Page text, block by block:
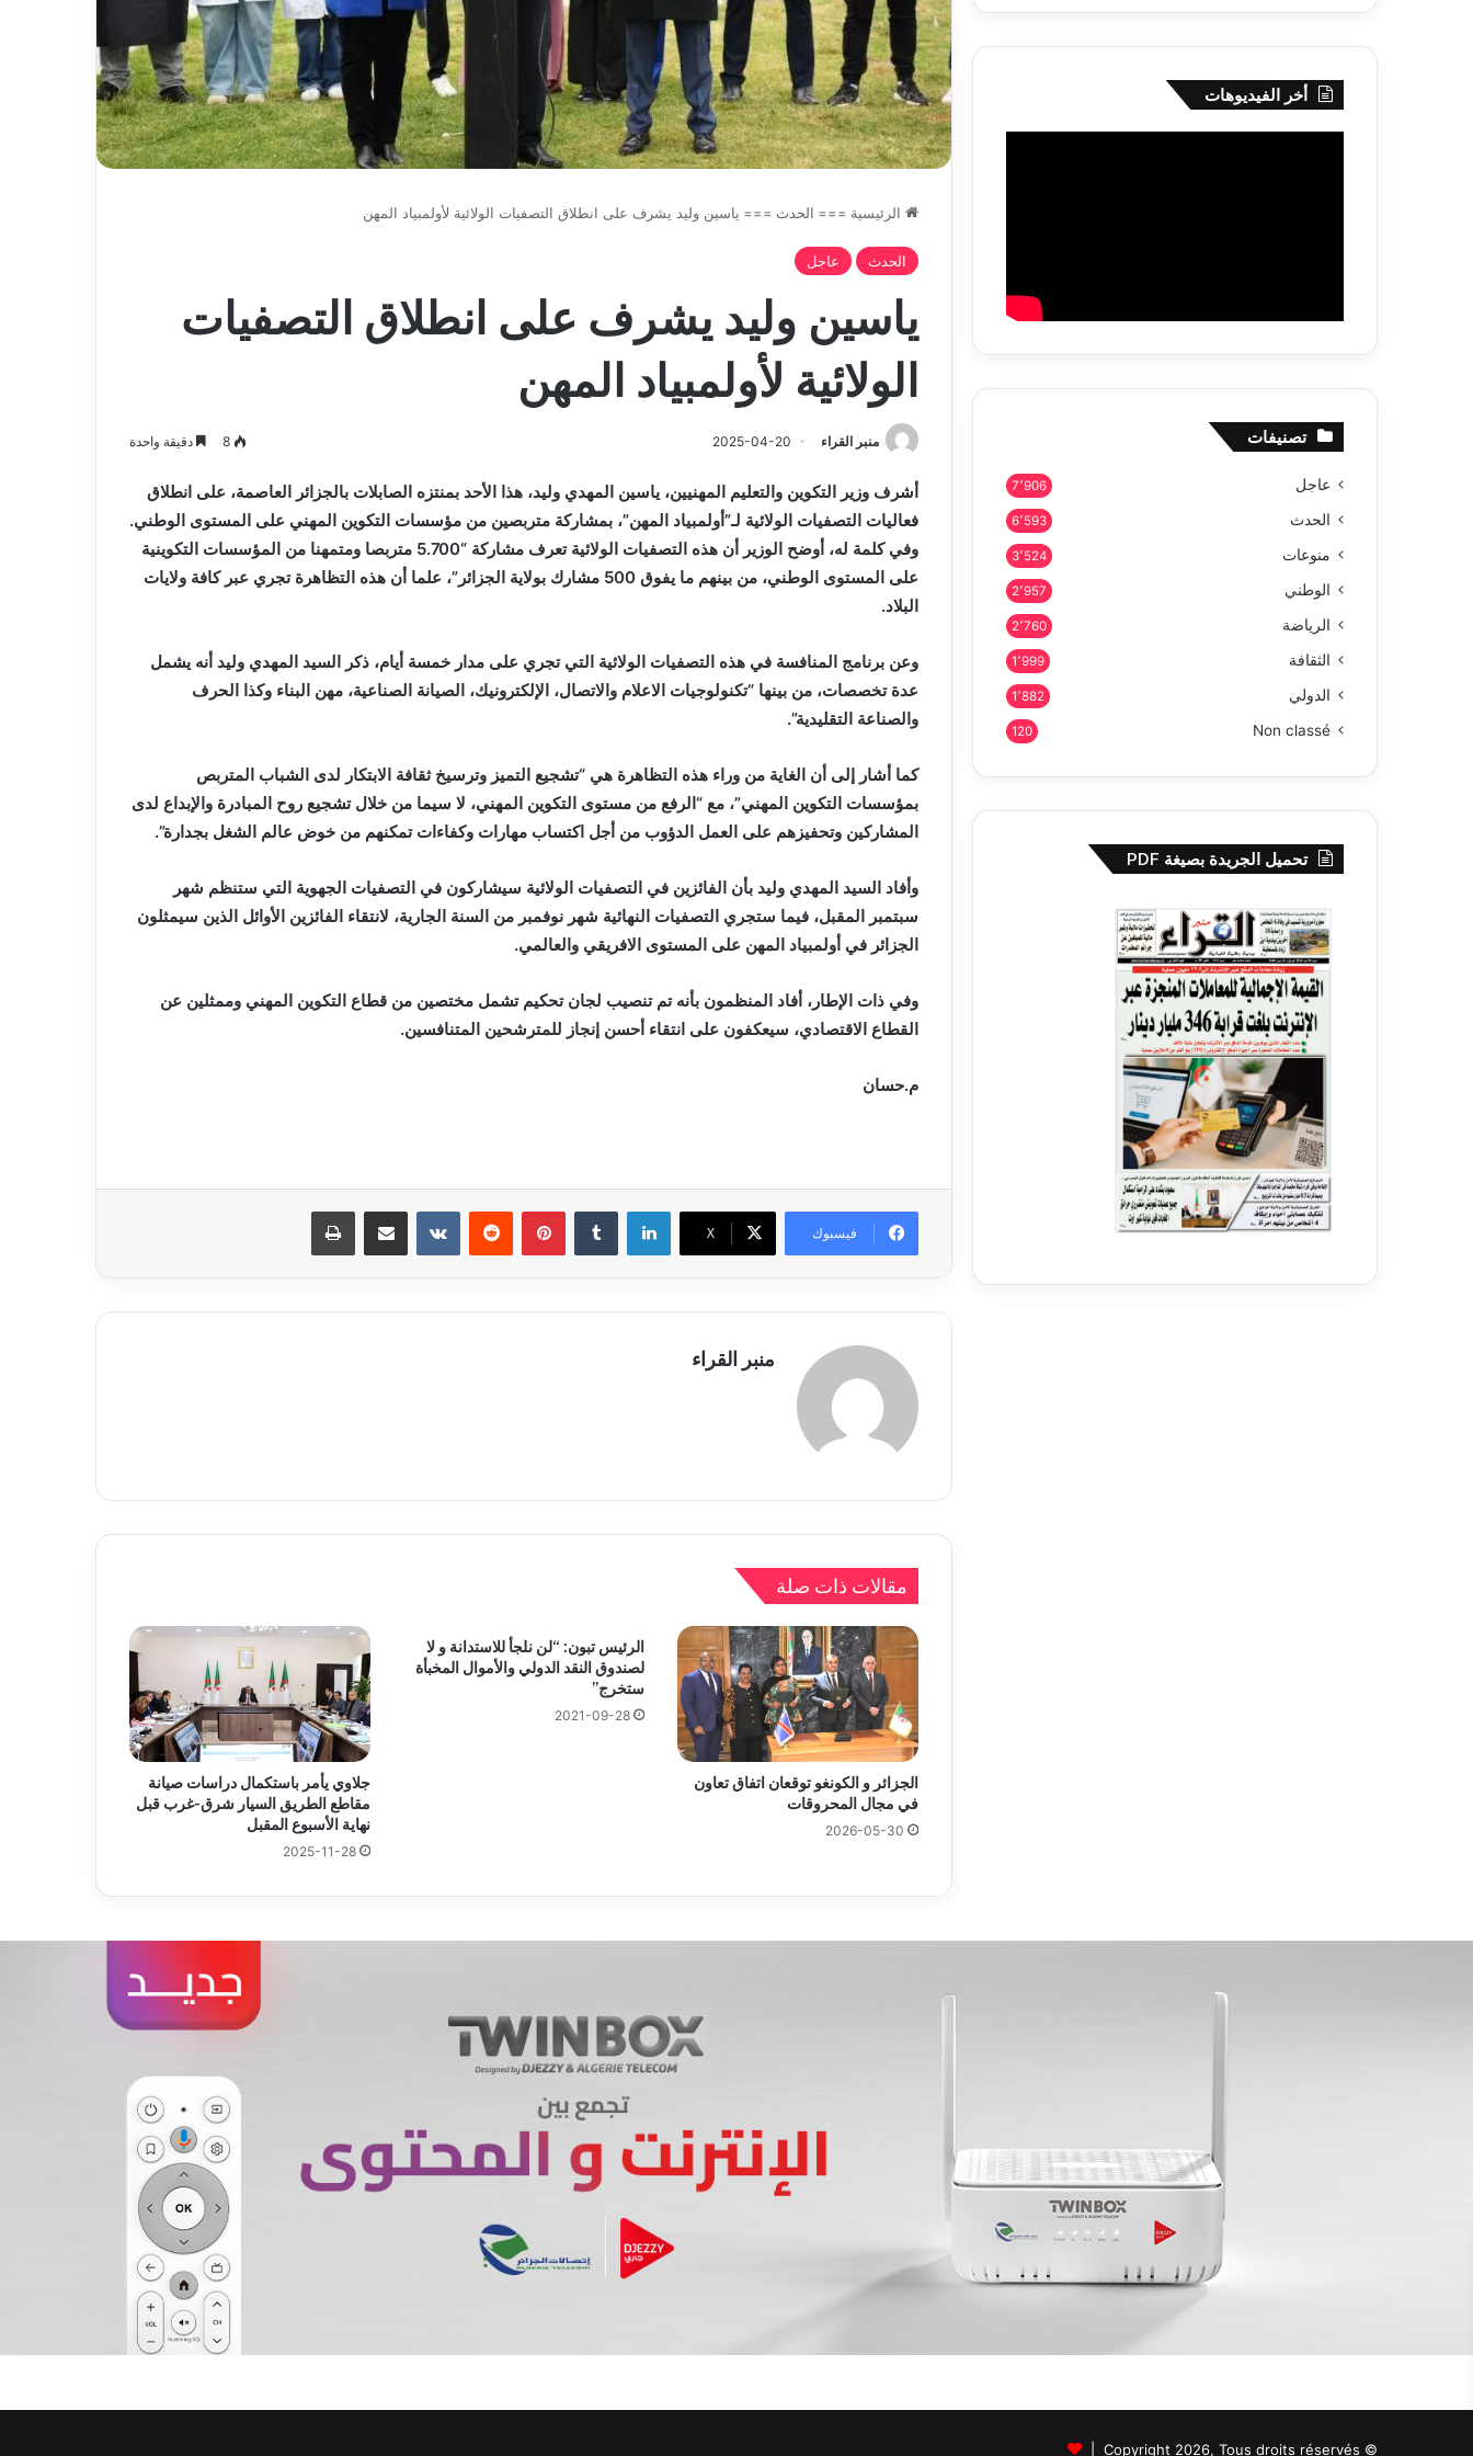
الرئيسية === الحدث === ياسين وليد يشرف على انطلاق التصفيات الولائية لأولمبياد المهن
الحدث عاجل
ياسين وليد يشرف على انطلاق التصفيات
الولائية لأولمبياد المهن
منبر القراء 2025-04-20
8 دقيقة واحدة
أشرف وزير التكوين والتعليم المهنيين، ياسين المهدي وليد، هذا الأحد بمنتزه الصابلات بالجزائر العاصمة، على انطلاق
فعاليات التصفيات الولائية لـ”أولمبياد المهن”، بمشاركة متربصين من مؤسسات التكوين المهني على المستوى الوطني.
وفي كلمة له، أوضح الوزير أن هذه التصفيات الولائية تعرف مشاركة “5.700 متربصا ومتمهنا من المؤسسات التكوينية
على المستوى الوطني، من بينهم ما يفوق 500 مشارك بولاية الجزائر”، علما أن هذه التظاهرة تجري عبر كافة ولايات
البلاد.
وعن برنامج المنافسة في هذه التصفيات الولائية التي تجري على مدار خمسة أيام، ذكر السيد المهدي وليد أنه يشمل
عدة تخصصات، من بينها “تكنولوجيات الاعلام والاتصال، الإلكترونيك، الصيانة الصناعية، مهن البناء وكذا الحرف
والصناعة التقليدية”.
كما أشار إلى أن الغاية من وراء هذه التظاهرة هي “تشجيع التميز وترسيخ ثقافة الابتكار لدى الشباب المتربص
بمؤسسات التكوين المهني”، مع “الرفع من مستوى التكوين المهني، لا سيما من خلال تشجيع روح المبادرة والإبداع لدى
المشاركين وتحفيزهم على العمل الدؤوب من أجل اكتساب مهارات وكفاءات تمكنهم من خوض عالم الشغل بجدارة”.
وأفاد السيد المهدي وليد بأن الفائزين في التصفيات الولائية سيشاركون في التصفيات الجهوية التي ستنظم شهر
سبتمبر المقبل، فيما ستجري التصفيات النهائية شهر نوفمبر من السنة الجارية، لانتقاء الفائزين الأوائل الذين سيمثلون
الجزائر في أولمبياد المهن على المستوى الافريقي والعالمي.
وفي ذات الإطار، أفاد المنظمون بأنه تم تنصيب لجان تحكيم تشمل مختصين من قطاع التكوين المهني وممثلين عن
القطاع الاقتصادي، سيعكفون على انتقاء أحسن إنجاز للمترشحين المتنافسين.
م.حسان
فيسبوك X
لينكدإن بينتيريست مشاركة عبر البريد
منبر القراء
مقالات ذات صلة
الجزائر و الكونغو توقعان اتفاق تعاون
في مجال المحروقات
2026-05-30
الرئيس تبون: “لن نلجأ للاستدانة و لا
لصندوق النقد الدولي والأموال المخبأة
ستخرج”
2021-09-28
جلاوي يأمر باستكمال دراسات صيانة
مقاطع الطريق السيار شرق-غرب قبل
نهاية الأسبوع المقبل
2025-11-28
خدمة
المواطن
أخر الفيديوهات
تصنيفات
عاجل 7٬906
الحدث 6٬593
منوعات 3٬524
الوطني 2٬957
الرياضة 2٬760
الثقافة 1٬999
الدولي 1٬882
Non classé
120
تحميل الجريدة بصيغة PDF
© Copyright 2026, Tous droits réservés |